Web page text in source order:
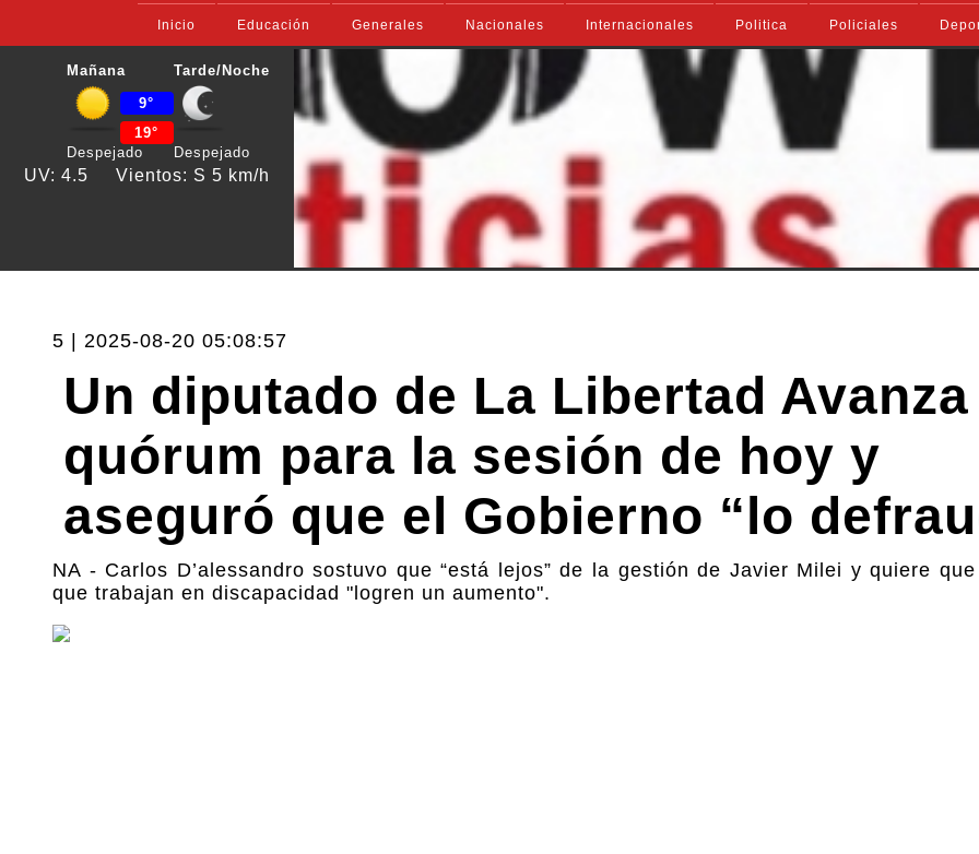
Inicio Educación Generales Nacionales Internacionales Politica Policiales
Mañana
Despejado
9°
19°
Tarde/Noche
Despejado
UV: 4.5 Vientos: S 5 km/h
5 | 2025-08-20 05:08:57
Un diputado de La Libertad
quórum para la sesión de hoy y
aseguró que el Gobierno “lo
NA - Carlos D’alessandro sostuvo que “está lejos” de la gestión de Javier Milei y quiere
que trabajan en discapacidad "logren un aumento".